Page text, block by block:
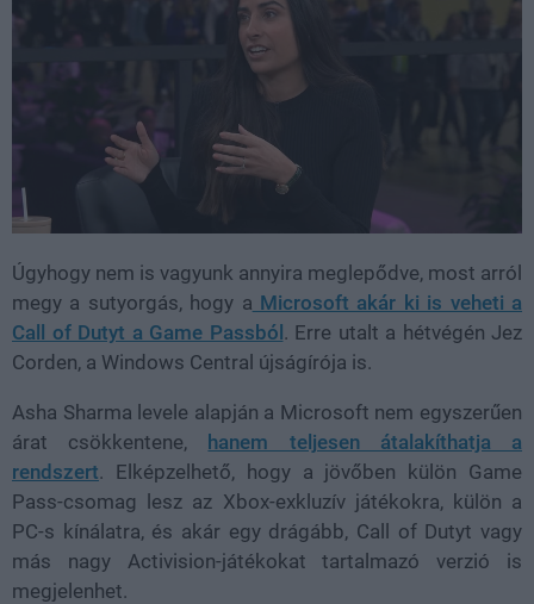
Úgyhogy nem is vagyunk annyira meglepődve, most arról
megy a sutyorgás, hogy a Microsoft akár ki is veheti a
Call of Dutyt a Game Passból. Erre utalt a hétvégén Jez
Corden, a Windows Central újságírója is.
Asha Sharma levele alapján a Microsoft nem egyszerűen
árat csökkentene, hanem teljesen átalakíthatja a
rendszert. Elképzelhető, hogy a jövőben külön Game
Pass-csomag lesz az Xbox-exkluzív játékokra, külön a
PC-s kínálatra, és akár egy drágább, Call of Dutyt vagy
más nagy Activision-játékokat tartalmazó verzió is
megjelenhet.